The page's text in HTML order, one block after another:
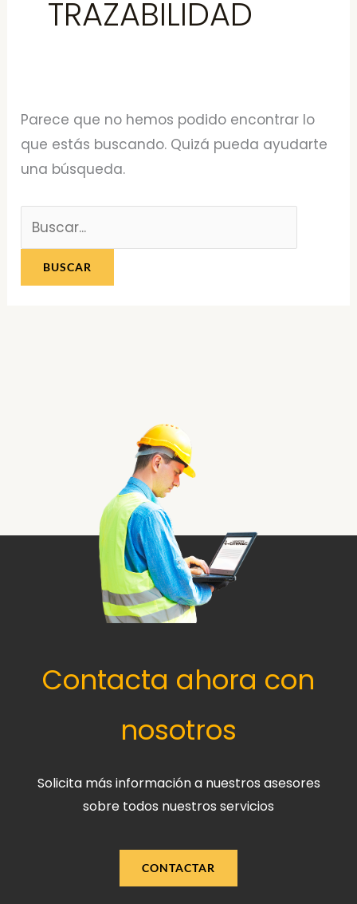
TRAZABILIDAD
Parece que no hemos podido encontrar lo
que estás buscando. Quizá pueda ayudarte
una búsqueda.
Contacta ahora con
nosotros
Solicita más información a nuestros asesores
sobre todos nuestros servicios
CONTACTAR